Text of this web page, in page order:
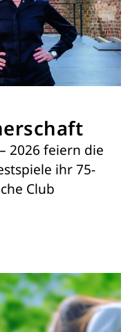
2026 feiern die
ihr 75-
Club